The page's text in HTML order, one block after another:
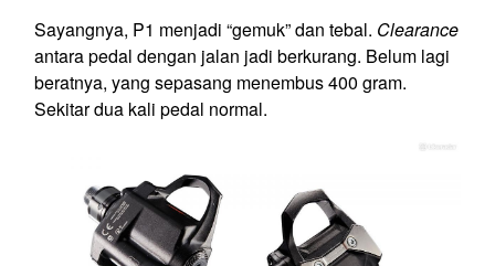
Sayangnya, P1 menjadi “gemuk” dan tebal. Clearance
antara pedal dengan jalan jadi berkurang. Belum lagi
beratnya, yang sepasang menembus 400 gram.
Sekitar dua kali pedal normal.